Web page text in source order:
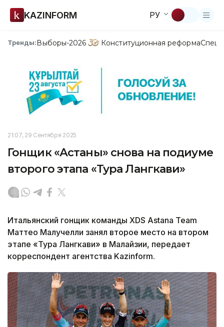
KAZINFORM РУ
Тренды:Выборы-2026 Конституционная реформа
21:07, 29 Сентября 2025
Гонщик «Астаны» снова на подиуме
второго этапа «Тура Лангкави»
Итальянский гонщик команды XDS Astana Team
Маттео Малучелли занял второе место на втором
этапе «Тура Лангкави» в Малайзии, передает
корреспондент агентства Kazinform.